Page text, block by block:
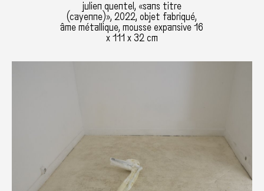
julien quentel, «sans titre
(cayenne)», 2022, objet fabriqué,
âme métallique, mousse expansive 16
x 111 x 32 cm